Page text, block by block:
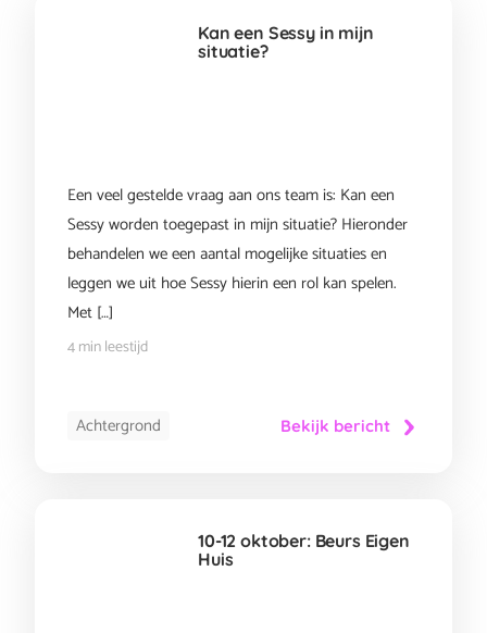
Kan een Sessy in mijn
situatie?
Een veel gestelde vraag aan ons team is: Kan een
Sessy worden toegepast in mijn situatie? Hieronder
behandelen we een aantal mogelijke situaties en
leggen we uit hoe Sessy hierin een rol kan spelen.
Met […]
4 min leestijd
Achtergrond Bekijk bericht
10-12 oktober: Beurs Eigen
Huis